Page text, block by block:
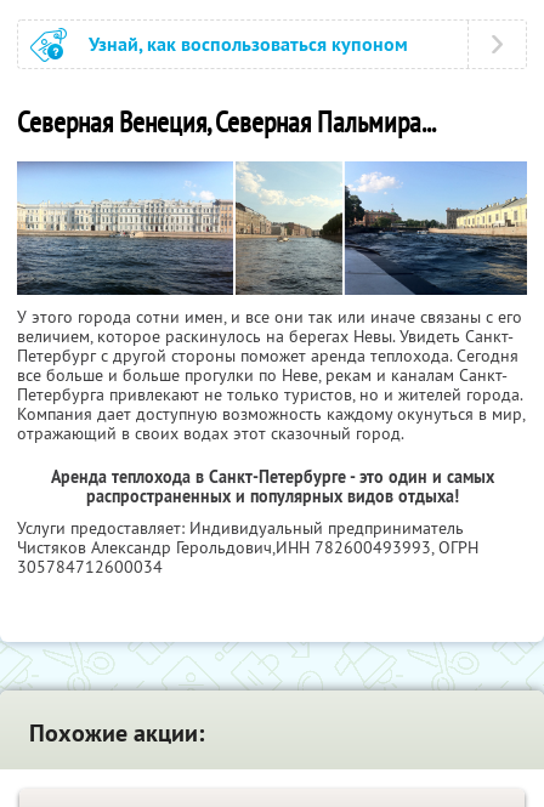
Узнай, как воспользоваться купоном
Северная Венеция, Северная Пальмира...
У этого города сотни имен, и все они так или иначе связаны с его
величием, которое раскинулось на берегах Невы. Увидеть Санкт-
Петербург с другой стороны поможет аренда теплохода. Сегодня
все больше и больше прогулки по Неве, рекам и каналам Санкт-
Петербурга привлекают не только туристов, но и жителей города.
Компания дает доступную возможность каждому окунуться в мир,
отражающий в своих водах этот сказочный город.
Аренда теплохода в Санкт-Петербурге - это один и самых
распространенных и популярных видов отдыха!
Услуги предоставляет: Индивидуальный предприниматель
Чистяков Александр Герольдович, ИНН 782600493993 , ОГРН
305784712600034
Похожие акции: